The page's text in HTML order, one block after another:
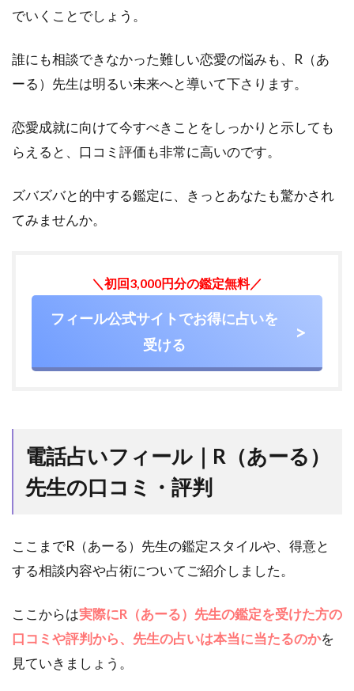
空メ
を送
登録
3.3
R（あ
先生
を探
話
ィ
ス
ス
メ
の
師
ラ
ン
グ
でいくことでしょう。
誰にも相談できなかった難しい恋愛の悩みも、R（あ
ーる）先生は明るい未来へと導いて下さります。
恋愛成就に向けて今すべきことをしっかりと示しても
らえると、口コミ評価も非常に高いのです。
ズバズバと的中する鑑定に、きっとあなたも驚かされ
てみませんか。
＼初回3,000円分の鑑定無料／
フィール公式サイトでお得に占いを
受ける
電話占いフィール｜R（あーる）
先生の口コミ・評判
ここまでR（あーる）先生の鑑定スタイルや、得意と
する相談内容や占術についてご紹介しました。
ここからは実際にR（あーる）先生の鑑定を受けた方の
口コミや評判から、先生の占いは本当に当たるのかを
見ていきましょう。